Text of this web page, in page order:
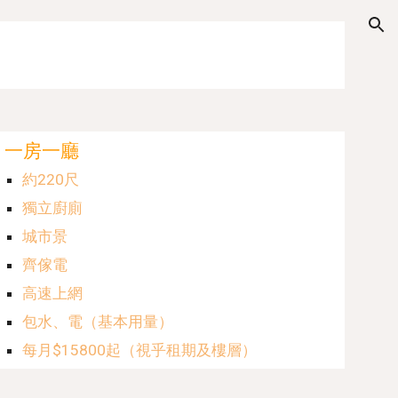
一房一廳
約220尺
獨立廚廁
城市景
齊傢電
高速上網
包水、電（基本用量）
每月$1 5800起（視乎租期及樓層）